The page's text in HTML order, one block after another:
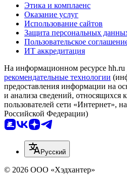
Этика и комплаенс
Оказание услуг
Использование сайтов
Защита персональных
Пользовательское
ИТ аккредитация
На информационном ресурсе hh.ru
рекомендательные технологии
предоставления информации на
и анализа сведений, относящихся
пользователей сети «Интернет»,
Российской Федерации)
Русский
© 2026 ООО «Хэдхантер»